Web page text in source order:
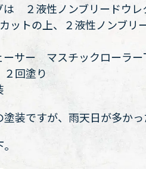
は ２液性ノンブリードウ
ットの上、２液性ノンブ
ーサー マスチックローラー
回塗り
塗装ですが、雨天日が多か